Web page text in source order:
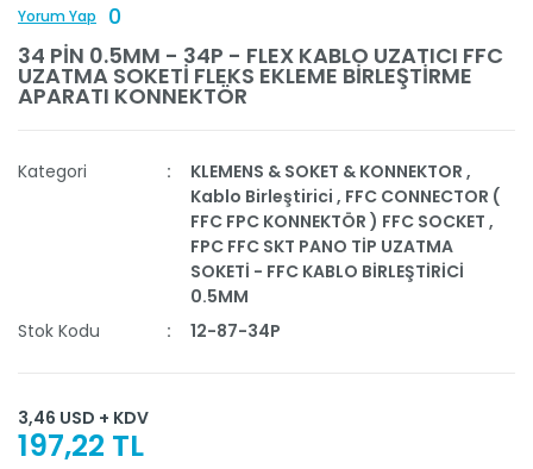
Yorum Yap
0
34 PİN 0.5MM - 34P - FLEX KABLO UZATICI FFC
UZATMA SOKETİ FLEKS EKLEME BİRLEŞTİRME
APARATI KONNEKTÖR
Kategori KLEMENS & SOKET & KONNEKTOR ,
Kablo Birleştirici , FFC CONNECTOR (
FFC FPC KONNEKTÖR ) FFC SOCKET ,
FPC FFC SKT PANO TİP UZATMA
SOKETİ - FFC KABLO BİRLEŞTİRİCİ
0.5MM
Stok Kodu
12-87-34P
3,46 USD + KDV
197,22 TL